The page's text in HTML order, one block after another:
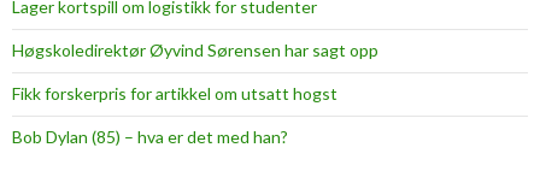
n
Lager kortspill om logistikk for studenter
Høgskoledirektør Øyvind Sørensen har sagt opp
Fikk forskerpris for artikkel om utsatt hogst
Bob Dylan (85) – hva er det med han?